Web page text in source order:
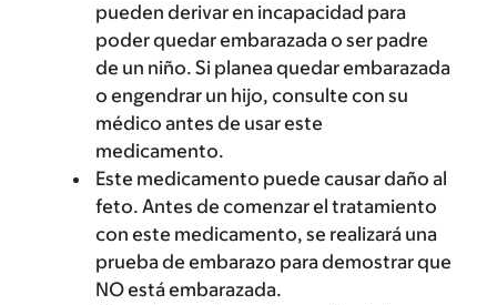
pueden derivar en incapacidad para
poder quedar embarazada o ser padre
de un niño. Si planea quedar embarazada
o engendrar un hijo, consulte con su
médico antes de usar este
medicamento.
Este medicamento puede causar daño al
feto. Antes de comenzar el tratamiento
con este medicamento, se realizará una
prueba de embarazo para demostrar que
NO está embarazada.